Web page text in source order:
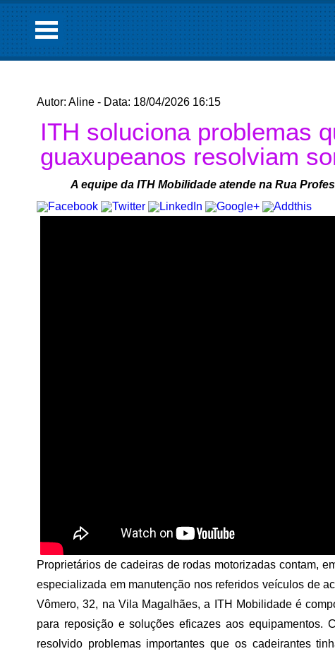
Autor: Aline - Data: 18/04/2026 16:15
ITH soluciona problemas
guaxupeanos resolviam
A equipe da ITH Mobilidade atende na Rua
Proprietários de cadeiras de rodas motorizadas contam,
especializada em manutenção nos referidos veículos de
Vômero, 32, na Vila Magalhães, a ITH Mobilidade é
para reposição e soluções eficazes aos equipamentos.
resolvido problemas importantes que os cadeirantes